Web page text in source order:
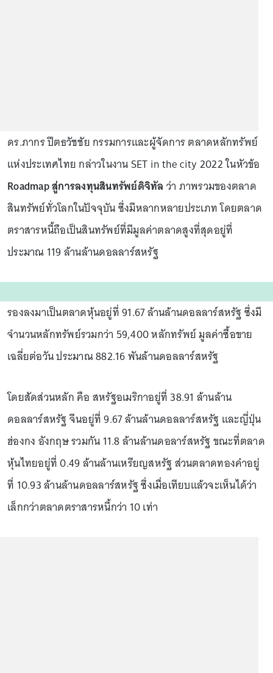
ดร.ภากร ปีตธวัชชัย กรรมการและผู้จัดการ ตลาดหลักทรัพย์
แห่งประเทศไทย กล่าวในงาน SET in the city 2022 ในหัวข้อ
Roadmap สู่การลงทุนสินทรัพย์ดิจิทัล ว่า ภาพรวมของตลาด
สินทรัพย์ทั่วโลกในปัจจุบัน ซึ่งมีหลากหลายประเภท โดยตลาด
ตราสารหนี้ถือเป็นสินทรัพย์ที่มีมูลค่าตลาดสูงที่สุดอยู่ที่
ประมาณ 119 ล้านล้านดอลลาร์สหรัฐ
รองลงมาเป็นตลาดหุ้นอยู่ที่ 91.67 ล้านล้านดอลลาร์สหรัฐ ซึ่งมี
จำนวนหลักทรัพย์รวมกว่า 59,400 หลักทรัพย์ มูลค่าซื้อขาย
เฉลี่ยต่อวัน ประมาณ 882.16 พันล้านดอลลาร์สหรัฐ
โดยสัดส่วนหลัก คือ สหรัฐอเมริกาอยู่ที่ 38.91 ล้านล้าน
ดอลลาร์สหรัฐ จีนอยู่ที่ 9.67 ล้านล้านดอลลาร์สหรัฐ และญี่ปุ่น
ฮ่องกง อังกฤษ รวมกัน 11.8 ล้านล้านดอลาร์สหรัฐ ขณะที่ตลาด
หุ้นไทยอยู่ที่ 0.49 ล้านล้านเหรียญสหรัฐ ส่วนตลาดทองคำอยู่
ที่ 10.93 ล้านล้านดอลลาร์สหรัฐ ซึ่งเมื่อเทียบแล้วจะเห็นได้ว่า
เล็กกว่าตลาดตราสารหนี้กว่า 10 เท่า